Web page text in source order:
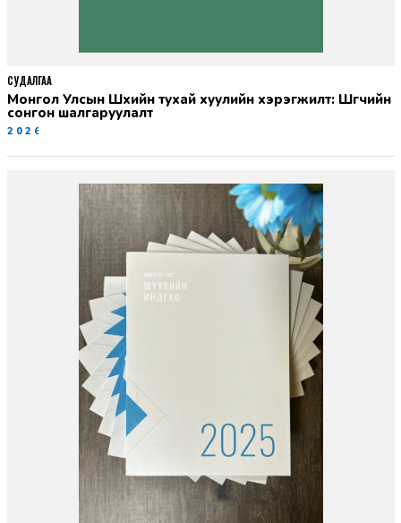
Монгол Улсын Шүүхийн тухай хуулийн хэрэгжилт: Шүүгчийн
сонгон шалгаруулалт
2026-06-19
СУДАЛГАА